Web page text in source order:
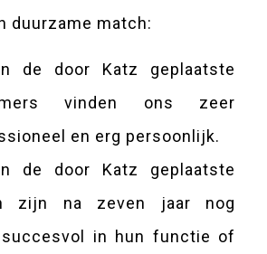
duurzame match:
de door Katz geplaatste
vinden ons zeer
en erg persoonlijk.
de door Katz geplaatste
zijn na zeven jaar nog
in hun functie of